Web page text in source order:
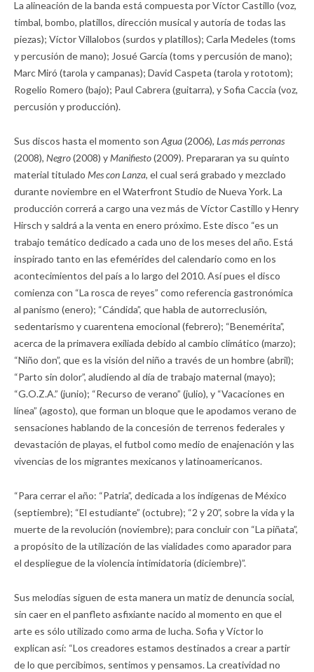
La alineación de la banda está compuesta por Víctor Castillo (voz,
timbal, bombo, platillos, dirección musical y autoría de todas las
piezas); Víctor Villalobos (surdos y platillos); Carla Medeles (toms
y percusión de mano); Josué García (toms y percusión de mano);
Marc Miró (tarola y campanas); David Caspeta (tarola y rototom);
Rogelio Romero (bajo); Paul Cabrera (guitarra), y Sofia Caccia (voz,
percusión y producción).
Sus discos hasta el momento son Agua(2006), Las más perronas
(2008), Negro(2008) yManifiesto(2009). Prepararan ya su quinto
material titulado Mes con Lanza, el cual será grabado y mezclado
durante noviembre en el Waterfront Studio de Nueva York. La
producción correrá a cargo una vez más de Víctor Castillo y Henry
Hirsch y saldrá a la venta en enero próximo. Este disco “es un
trabajo temático dedicado a cada uno de los meses del año. Está
inspirado tanto en las efemérides del calendario como en los
acontecimientos del país a lo largo del 2010. Así pues el disco
comienza con “La rosca de reyes” como referencia gastronómica
al panismo (enero); “Cándida”, que habla de autorreclusión,
sedentarismo y cuarentena emocional (febrero); “Benemérita”,
acerca de la primavera exiliada debido al cambio climático (marzo);
“Niño don”, que es la visión del niño a través de un hombre (abril);
“Parto sin dolor”, aludiendo al día de trabajo maternal (mayo);
“G.O.Z.A.” (junio); “Recurso de verano” (julio), y “Vacaciones en
línea” (agosto), que forman un bloque que le apodamos verano de
sensaciones hablando de la concesión de terrenos federales y
devastación de playas, el futbol como medio de enajenación y las
vivencias de los migrantes mexicanos y latinoamericanos.
“Para cerrar el año: “Patria”, dedicada a los indígenas de México
(septiembre); “El estudiante” (octubre); “2 y 20”, sobre la vida y la
muerte de la revolución (noviembre); para concluir con “La piñata”,
a propósito de la utilización de las vialidades como aparador para
el despliegue de la violencia intimidatoria (diciembre)”.
Sus melodías siguen de esta manera un matiz de denuncia social,
sin caer en el panfleto asfixiante nacido al momento en que el
arte es sólo utilizado como arma de lucha. Sofia y Víctor lo
explican así: “Los creadores estamos destinados a crear a partir
de lo que percibimos, sentimos y pensamos. La creatividad no